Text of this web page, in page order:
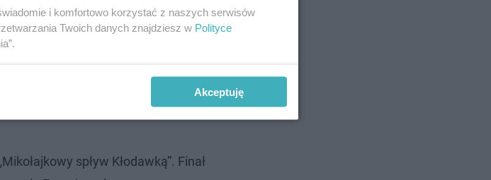
przez Gorzowski Rynek Hurtowy
i… Grinch.
spływ Kłodawką”. Finał
i komfortowo korzystać z naszych serwisów
Twoich danych znajdziesz w Polityce
Akceptuję